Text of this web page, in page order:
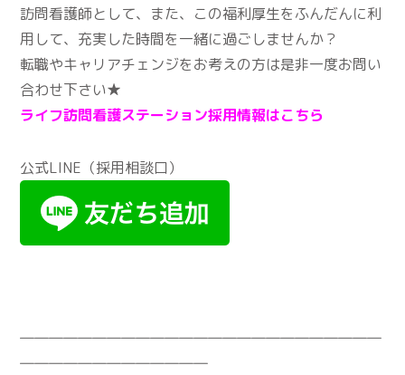
訪問看護師として、また、この福利厚生をふんだんに利
用して、充実した時間を一緒に過ごしませんか？
転職やキャリアチェンジをお考えの方は是非一度お問い
合わせ下さい★
ライフ訪問看護ステーション採用情報はこちら
公式LINE（採用相談口）
―――――――――――――――――――――――――
―――――――――――――